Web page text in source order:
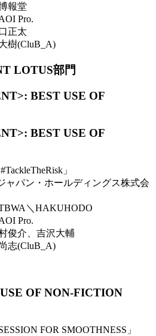
報堂
Pro.
正太
樹(CluB_A)
LOTUS部門
BEST USE OF
BEST USE OF
」
ャパン・ホールディングス株式会
＼HAKUHODO
Pro.
俊介、吉沢大輔
志(CluB_A)
OF NON-FICTION
FOR SMOOTHNESS」